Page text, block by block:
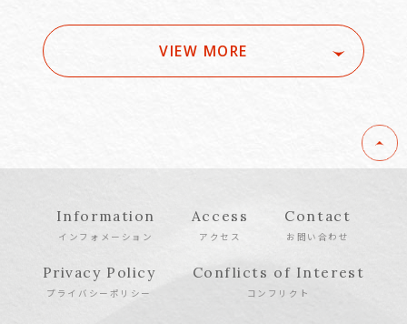
VIEW MORE
Information
インフォメーション
Access
アクセス
Contact
お問い合わせ
Privacy Policy
プライバシーポリシー
Conflicts of Interest
コンフリクト